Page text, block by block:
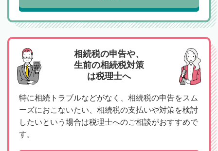
相続税の申告や、
生前の相続税対策
は税理士へ
特に相続トラブルなどがなく、相続税の申告をスム
ーズにおこないたい、相続税の支払いや対策を検討
したいという場合は税理士へのご相談がおすすめで
す。